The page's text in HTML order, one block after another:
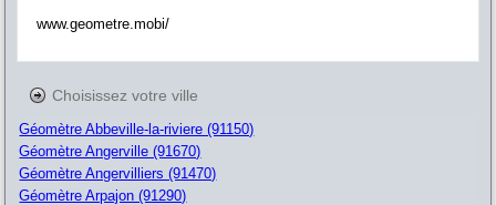
www.geometre.mobi/
Choisissez votre ville
Géomètre Abbeville-la-riviere (91150)
Géomètre Angerville (91670)
Géomètre Angervilliers (91470)
Géomètre Arpajon (91290)